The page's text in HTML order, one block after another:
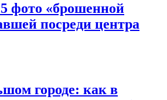
фото «брошенной
посреди центра
городе: как в